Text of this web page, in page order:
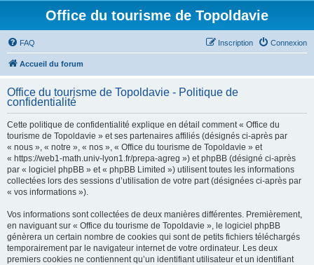
Office du tourisme de Topoldavie
FAQ Connexion
Inscription
Accueil du forum
Office du tourisme de Topoldavie - Politique de
confidentialité
Cette politique de confidentialité explique en détail comment « Office du
tourisme de Topoldavie » et ses partenaires affiliés (désignés ci-après par
« nous », « notre », « nos », « Office du tourisme de Topoldavie » et
« https://web1-math.univ-lyon1.fr/prepa-agreg ») et phpBB (désigné ci-après
par « logiciel phpBB » et « phpBB Limited ») utilisent toutes les informations
collectées lors des sessions d’utilisation de votre part (désignées ci-après par
« vos informations »).
Vos informations sont collectées de deux manières différentes. Premièrement,
en naviguant sur « Office du tourisme de Topoldavie », le logiciel phpBB
génèrera un certain nombre de cookies qui sont de petits fichiers téléchargés
temporairement par le navigateur internet de votre ordinateur. Les deux
premiers cookies ne contiennent qu’un identifiant utilisateur et un identifiant